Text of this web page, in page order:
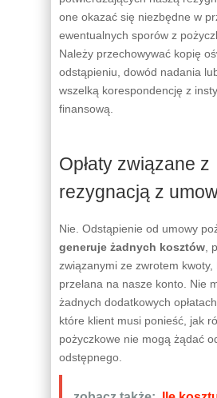
one okazać się niezbędne w
ewentualnych sporów z
Należy przechowywać kopię
odstąpieniu, dowód nadania
wszelką korespondencję z
finansową.
Opłaty związane z
rezygnacją z
Nie. Odstąpienie od umowy
generuje żadnych kosztów ,
związanymi ze zwrotem kwoty,
przelana na nasze konto. Nie
żadnych dodatkowych
które klient musi ponieść, jak
pożyczkowe nie mogą żądać
odstępnego.